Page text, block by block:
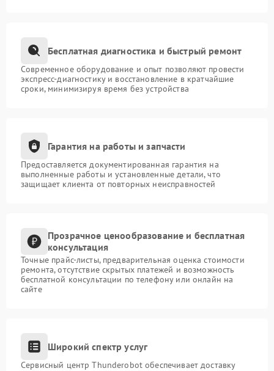
Бесплатная диагностика и быстрый ремонт
Современное оборудование и опыт позволяют провести
экспресс-диагностику и восстановление в кратчайшие
сроки, минимизируя время без устройства
Гарантия на работы и запчасти
Предоставляется документированная гарантия на
выполненные работы и установленные детали, что
защищает клиента от повторных неисправностей
Прозрачное ценообразование и бесплатная
консультация
Точные прайс-листы, предварительная оценка стоимости
ремонта, отсутствие скрытых платежей и возможность
бесплатной консультации по телефону или онлайн на
сайте
Широкий спектр услуг
Сервисный центр Thunderobot обеспечивает доставку